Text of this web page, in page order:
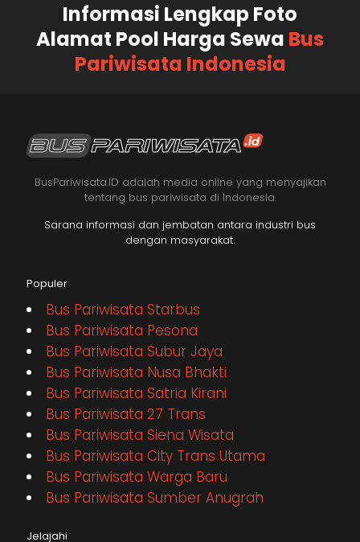
Informasi Lengkap Foto
Alamat Pool Harga Sewa Bus
Pariwisata Indonesia
BusPariwisata.ID adalah media online yang menyajikan
tentang bus pariwisata di Indonesia.
Sarana informasi dan jembatan antara industri bus
dengan masyarakat.
Populer
Bus Pariwisata Starbus
Bus Pariwisata Pesona
Bus Pariwisata Subur Jaya
Bus Pariwisata Nusa Bhakti
Bus Pariwisata Satria Kirani
Bus Pariwisata 27 Trans
Bus Pariwisata Siena Wisata
Bus Pariwisata City Trans Utama
Bus Pariwisata Warga Baru
Bus Pariwisata Sumber Anugrah
Jelajahi